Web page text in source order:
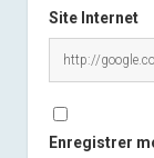
Site Internet
Enregistrer